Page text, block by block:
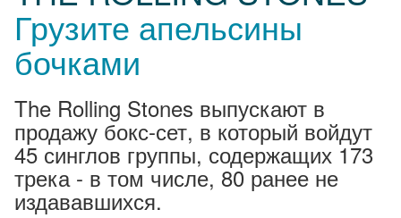
Грузите апельсины
бочками
The Rolling Stones выпускают в
продажу бокс-сет, в который войдут
45 синглов группы, содержащих 173
трека - в том числе, 80 ранее не
издававшихся.